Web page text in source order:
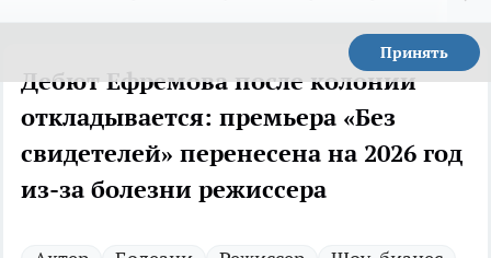
Принять
Дебют Ефремова после колонии
откладывается: премьера «Без
свидетелей» перенесена на 2026 год
из-за болезни режиссера